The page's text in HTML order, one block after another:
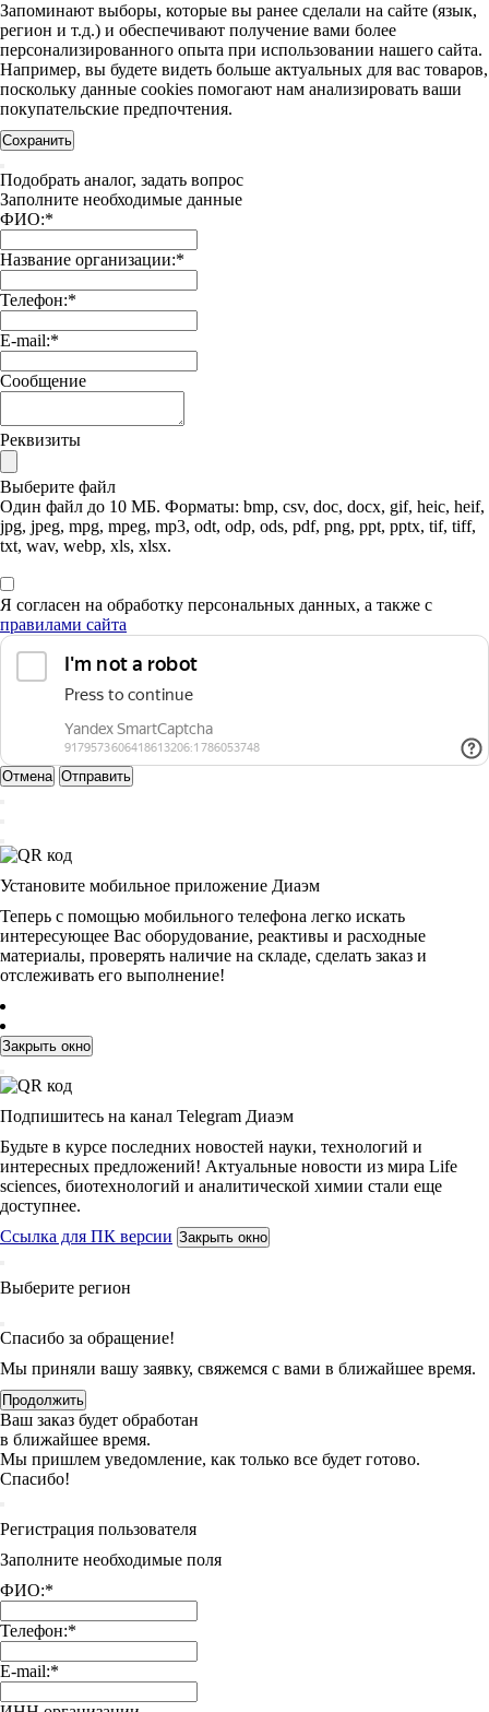
Запоминают выборы, которые вы ранее сделали на сайте (язык,
регион и т.д.) и обеспечивают получение вами более
персонализированного опыта при использовании нашего сайта.
Например, вы будете видеть больше актуальных для вас товаров,
поскольку данные cookies помогают нам анализировать ваши
покупательские предпочтения.
Сохранить
Подобрать аналог, задать вопрос
Заполните необходимые данные
ФИО:*
Название организации:*
Телефон:*
E-mail:*
Сообщение
Реквизиты
Выберите файл
Один файл до 10 МБ. Форматы: bmp, csv, doc, docx, gif, heic, heif,
jpg, jpeg, mpg, mpeg, mp3, odt, odp, ods, pdf, png, ppt, pptx, tif, tiff,
txt, wav, webp, xls, xlsx.
Я согласен на обработку персональных данных, а также с
правилами сайта
Отмена Отправить
Установите мобильное приложение Диаэм
Теперь с помощью мобильного телефона легко искать
интересующее Вас оборудование, реактивы и расходные
материалы, проверять наличие на складе, сделать заказ и
отслеживать его выполнение!
Закрыть окно
Подпишитесь на канал Telegram Диаэм
Будьте в курсе последних новостей науки, технологий и
интересных предложений! Актуальные новости из мира Life
sciences, биотехнологий и аналитической химии стали еще
доступнее.
Ссылка для ПК версии Закрыть окно
Выберите регион
Спасибо за обращение!
Мы приняли вашу заявку, свяжемся с вами в ближайшее время.
Продолжить
Ваш заказ будет обработан
в ближайшее время.
Мы пришлем уведомление, как только все будет готово.
Спасибо!
Регистрация пользователя
Заполните необходимые поля
ФИО:*
Телефон:*
E-mail:*